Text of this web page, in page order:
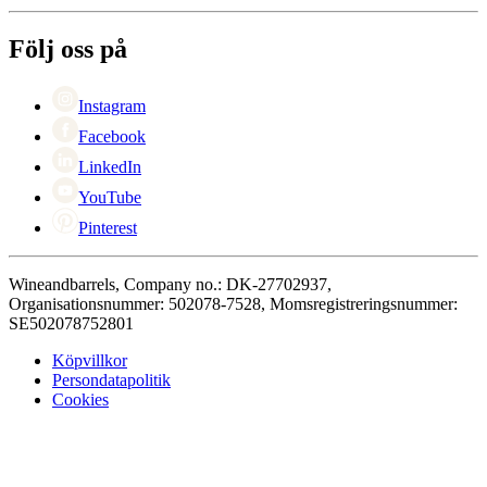
Retur
Karriär
Black Friday
Cyber Monday
Följ oss på
Instagram
Facebook
LinkedIn
YouTube
Pinterest
Wineandbarrels, Company no.: DK-27702937,
Organisationsnummer: 502078-7528, Momsregistreringsnummer:
SE502078752801
Köpvillkor
Persondatapolitik
Cookies